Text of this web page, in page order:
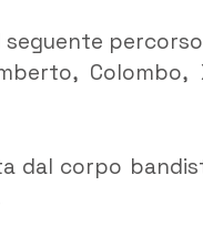
dal corpo